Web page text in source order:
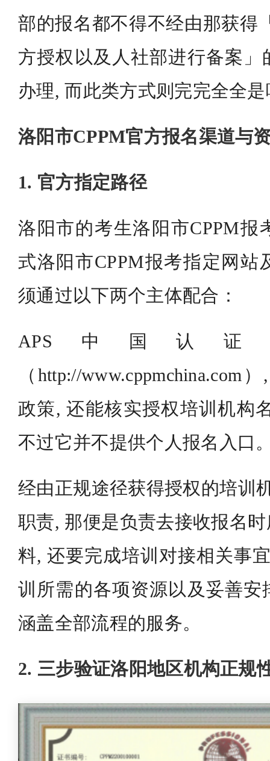
部的报名都不得不经由那获得
方授权以及人社部进行备案」
办理, 而此类方式则完完全全
洛阳市CPPM官方报名渠道与
1. 官方指定路径
洛阳市的考生洛阳市CPPM报
式洛阳市CPPM报考指定网站
须通过以下两个主体配合：
APS中国认
（http://www.cppmchina.com
政策, 还能核实授权培训机构
不过它并不提供个人报名入口
经由正规途径获得授权的培训
职责, 那便是负责去接收报名
料, 还要完成培训对接相关事
训所需的各项资源以及妥善安
涵盖全部流程的服务。
2. 三步验证洛阳地区机构正规